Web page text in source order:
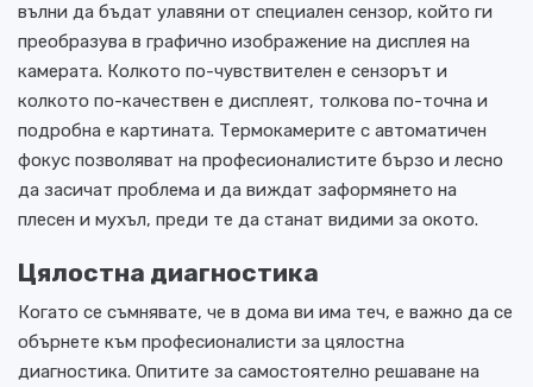
вълни да бъдат улавяни от специален сензор, който ги
преобразува в графично изображение на дисплея на
камерата. Колкото по-чувствителен е сензорът и
колкото по-качествен е дисплеят, толкова по-точна и
подробна е картината. Термокамерите с автоматичен
фокус позволяват на професионалистите бързо и лесно
да засичат проблема и да виждат заформянето на
плесен и мухъл, преди те да станат видими за окото.
Цялостна диагностика
Когато се съмнявате, че в дома ви има теч, е важно да се
обърнете към професионалисти за цялостна
диагностика. Опитите за самостоятелно решаване на